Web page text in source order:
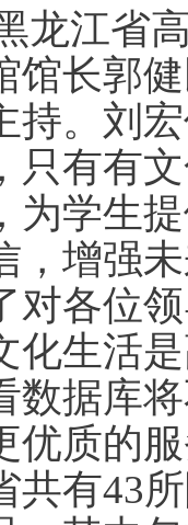
龙江省
馆长郭
持。刘
只有有
为学生
，增强
对各位
化生活
数据库
优质的
共有43